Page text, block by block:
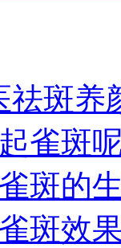
祛斑养
雀斑
斑的
斑效